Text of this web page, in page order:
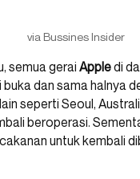
via Bussines Insider
semua geraiAppledi
buka dan sama halnya
seperti Seoul,
beroperasi.
untuk kembali